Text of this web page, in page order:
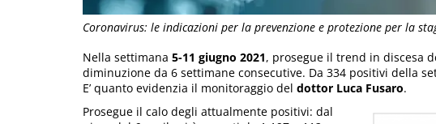
Coronavirus: le indicazioni per la prevenzione e protezione per la
Nella settimana 5-11 giugno 2021, prosegue il trend in discesa
diminuzione da 6 settimane consecutive. Da 334 positivi della
E’ quanto evidenzia il monitoraggio del dottor Luca Fusaro.
Prosegue il calo degli attualmente positivi: dal